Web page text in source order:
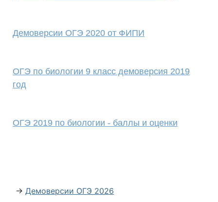
Демоверсии ОГЭ 2020 от ФИПИ
ОГЭ по биологии 9 класс демоверсия 2019
год
ОГЭ 2019 по биологии - баллы и оценки
→ Демоверсии ОГЭ 2026